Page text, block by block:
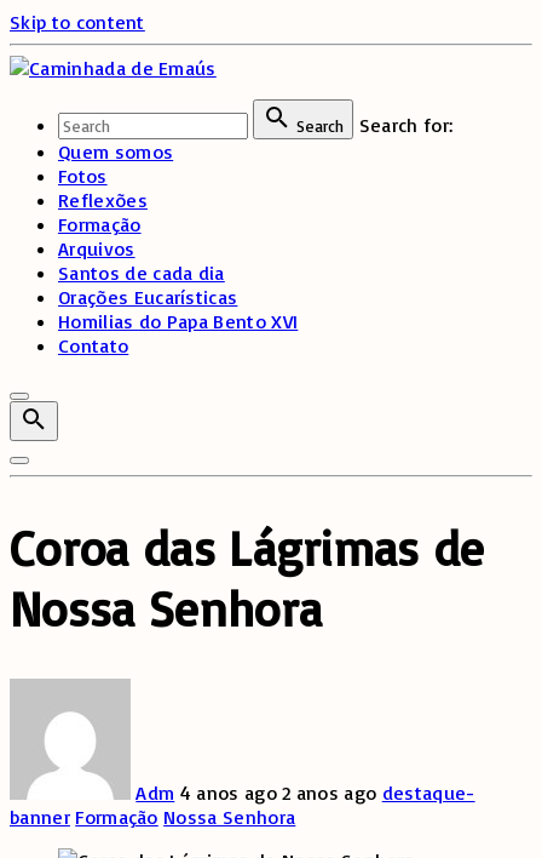
Skip to content
Search
Search for:
Quem somos
Fotos
Reflexões
Formação
Arquivos
Santos de cada dia
Orações Eucarísticas
Homilias do Papa Bento XVI
Contato
Coroa das Lágrimas de
Nossa Senhora
Adm 4 anos ago2 anos ago destaque-
banner Formação Nossa Senhora